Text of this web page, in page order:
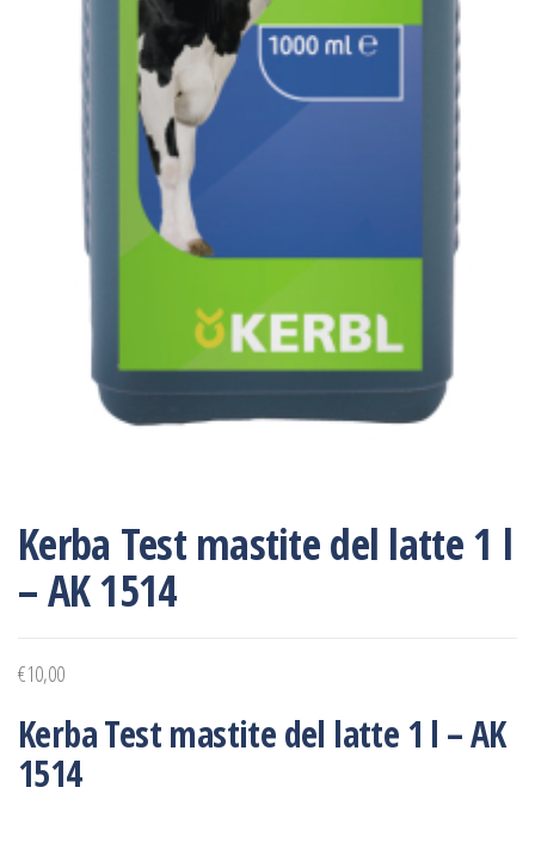
Kerba Test mastite del latte 1 l
– AK 1514
€10,00
Kerba Test mastite del latte 1 l – AK
1514